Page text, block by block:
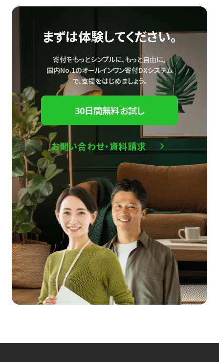
まずは体験してください。
寄付をもっとシンプルに、もっと自由に。
国内No.1のオールインワン寄付DXシステム
で、支援をはじめましょう。
30日間無料お試し
お問い合わせ・資料請求